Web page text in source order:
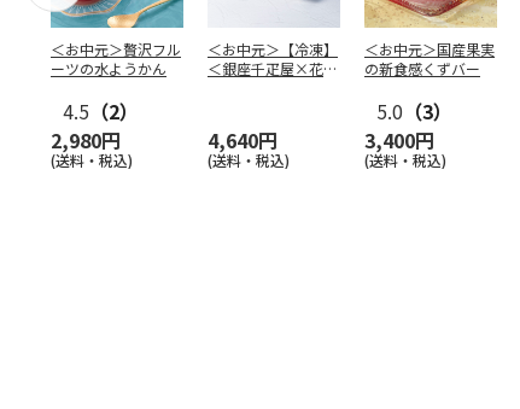
＜お中元＞贅沢フル
ーツの水ようかん
4.5 （2）
2,980円
(送料・税込)
＜お中元＞【冷凍】
＜銀座千疋屋×花園
4,640円
(送料・税込)
＜お中元＞国産果実
の新食感くずバー
5.0 （3）
3,400円
(送料・税込)